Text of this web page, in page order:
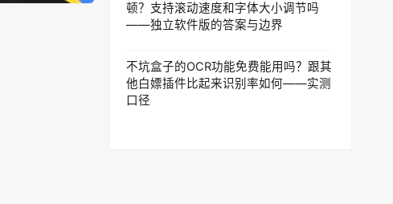
顿？支持滚动速度和字体大小调节吗
——独立软件版的答案与边界
不坑盒子的OCR功能免费能用吗？跟其
他白嫖插件比起来识别率如何——实测
口径